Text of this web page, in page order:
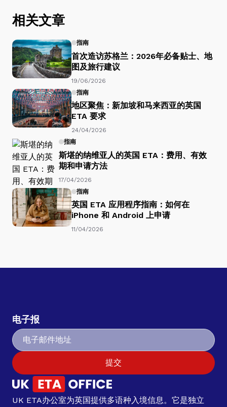
相关文章
指南
首次造访苏格兰：2026年必备贴士、地
图及旅行建议
19/06/2026
指南
地区聚焦：新加坡和马来西亚的英国
ETA 要求
24/04/2026
指南
斯堪的纳维亚人的英国 ETA：费用、有效
期和申请方法
17/04/2026
指南
英国 ETA 应用程序指南：如何在
iPhone 和 Android 上申请
11/04/2026
电子报
提交
UK ETA办公室为英国提供多语种入境信息。它是独立